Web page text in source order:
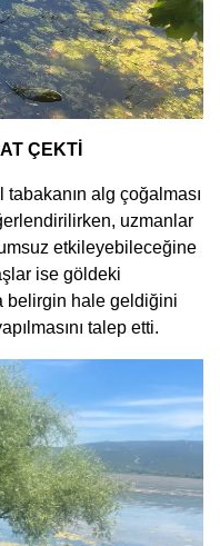
ÇEKTİ
alg çoğalması
uzmanlar
etkileyebileceğine
ise göldeki
belirgin hale geldiğini
talep etti.